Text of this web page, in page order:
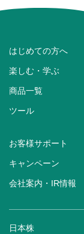
はじめての方へ
楽しむ・学ぶ
商品一覧
ツール
お客様サポート
キャンペーン
会社案内・IR情報
日本株